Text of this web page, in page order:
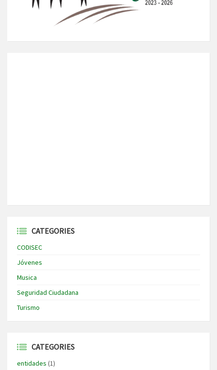
CATEGORIES
CODISEC
Jóvenes
Musica
Seguridad Ciudadana
Turismo
CATEGORIES
entidades (1)